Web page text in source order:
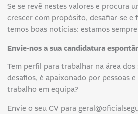
Se se revê nestes valores e procura
crescer com propósito, desafiar-se e
temos boas notícias: estamos
Envie-nos a sua candidatura
Tem perfil para trabalhar na área dos
desafios, é apaixonado por pessoas
trabalho em equipa?
Envie o seu CV para